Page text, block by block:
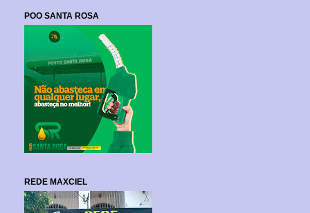
POO SANTA ROSA
REDE MAXCIEL